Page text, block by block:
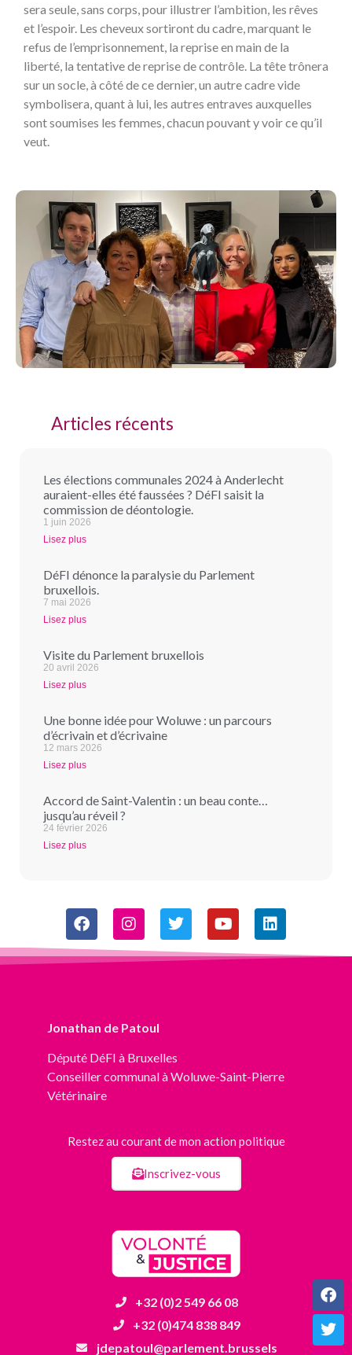
sera seule, sans corps, pour illustrer l’ambition, les rêves
et l’espoir. Les cheveux sortiront du cadre, marquant le
refus de l’emprisonnement, la reprise en main de la
liberté, la tentative de reprise de contrôle. La tête trônera
sur un socle, à côté de ce dernier, un autre cadre vide
symbolisera, quant à lui, les autres entraves auxquelles
sont soumises les femmes, chacun pouvant y voir ce qu’il
veut.
Articles récents
Les élections communales 2024 à Anderlecht
auraient-elles été faussées ? DéFI saisit la
commission de déontologie.
1 juin 2026
Lisez plus
DéFI dénonce la paralysie du Parlement
bruxellois.
7 mai 2026
Lisez plus
Visite du Parlement bruxellois
20 avril 2026
Lisez plus
Une bonne idée pour Woluwe : un parcours
d’écrivain et d’écrivaine
12 mars 2026
Lisez plus
Accord de Saint-Valentin : un beau conte…
jusqu’au réveil ?
24 février 2026
Lisez plus
Jonathan de Patoul
Député DéFI à Bruxelles
Conseiller communal à Woluwe-Saint-Pierre
Vétérinaire
Restez au courant de mon action politique
Inscrivez-vous
+32 (0)2 549 66 08
+32 (0)474 838 849
jdepatoul@parlement.brussels